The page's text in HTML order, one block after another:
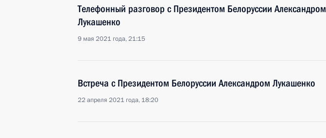
Телефонный разговор с Президентом Белоруссии Александром
Лукашенко
9 мая 2021 года, 21:15
Встреча с Президентом Белоруссии Александром Лукашенко
22 апреля 2021 года, 18:20